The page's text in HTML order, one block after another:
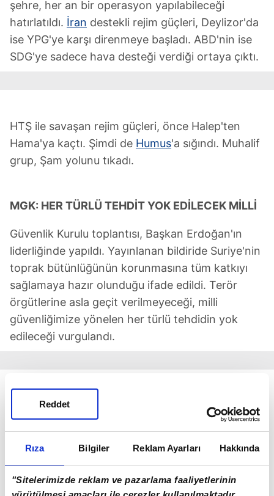
Rıza Bilgiler Reklam Ayarları Hakkında
"Sitelerimizde reklam ve pazarlama faaliyetlerinin
Reddet
şehre, her an bir operasyon yapılabileceği
hatırlatıldı. İran destekli rejim güçleri, Deylizor'da
ise YPG'ye karşı direnmeye başladı. ABD'nin ise
SDG'ye sadece hava desteği verdiği ortaya çıktı.
HTŞ ile savaşan rejim güçleri, önce Halep'ten
Hama'ya kaçtı. Şimdi de Humus'a sığındı. Muhalif
grup, Şam yolunu tıkadı.
MGK: HER TÜRLÜ TEHDİT YOK EDİLECEK MİLLİ
Güvenlik Kurulu toplantısı, Başkan Erdoğan'ın
liderliğinde yapıldı. Yayınlanan bildiride Suriye'nin
toprak bütünlüğünün korunmasına tüm katkıyı
sağlamaya hazır olunduğu ifade edildi. Terör
örgütlerine asla geçit verilmeyeceği, milli
güvenliğimize yönelen her türlü tehdidin yok
edileceği vurgulandı.
NOTLAR:
'ye göre 115 bin Suriyeli yerinden oldu.
Çatışmalarda 100'ün üzerinde Suriye rejimi
Dünya medyası: HTŞ,Halep'e girdikten sonra tek
bir sivile dahil zarar vermedi
Yağmalama olmadı, Halep'ten isteyenlerin